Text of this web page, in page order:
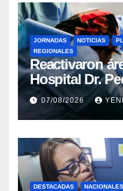
JORNADAS NOTICIAS
REGIONALES
Reactivaron
Hospital Dr.
Guárico
07/08/2026
DESTACADAS NACIONALES